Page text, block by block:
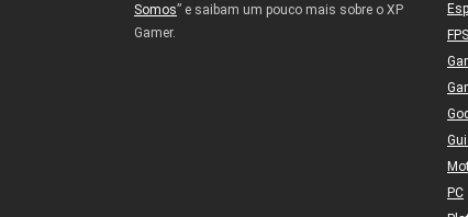
Somos” e saibam um pouco mais sobre o XP
Gamer.
FPS
PC